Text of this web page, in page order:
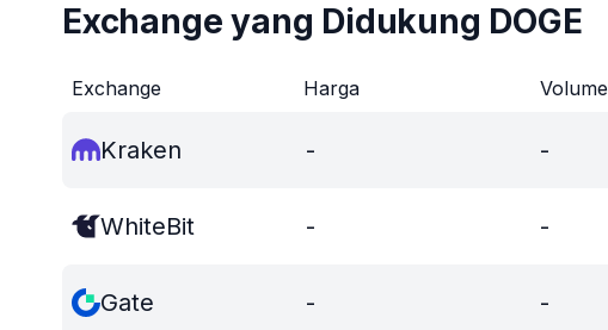
Exchange yang Didukung DOGE
Exchange Harga Volume
Kraken - -
WhiteBit - -
Gate - -